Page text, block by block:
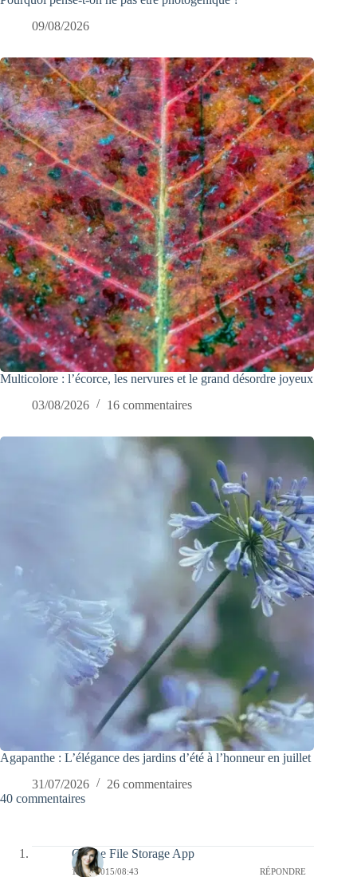
09/08/2026
Multicolore : l’écorce, les nervures et le grand désordre joyeux
03/08/2026
16 commentaires
Agapanthe : L’élégance des jardins d’été à l’honneur en juillet
31/07/2026
26 commentaires
40 commentaires
Online File Storage App
17/02/2015/08:43 RÉPONDRE